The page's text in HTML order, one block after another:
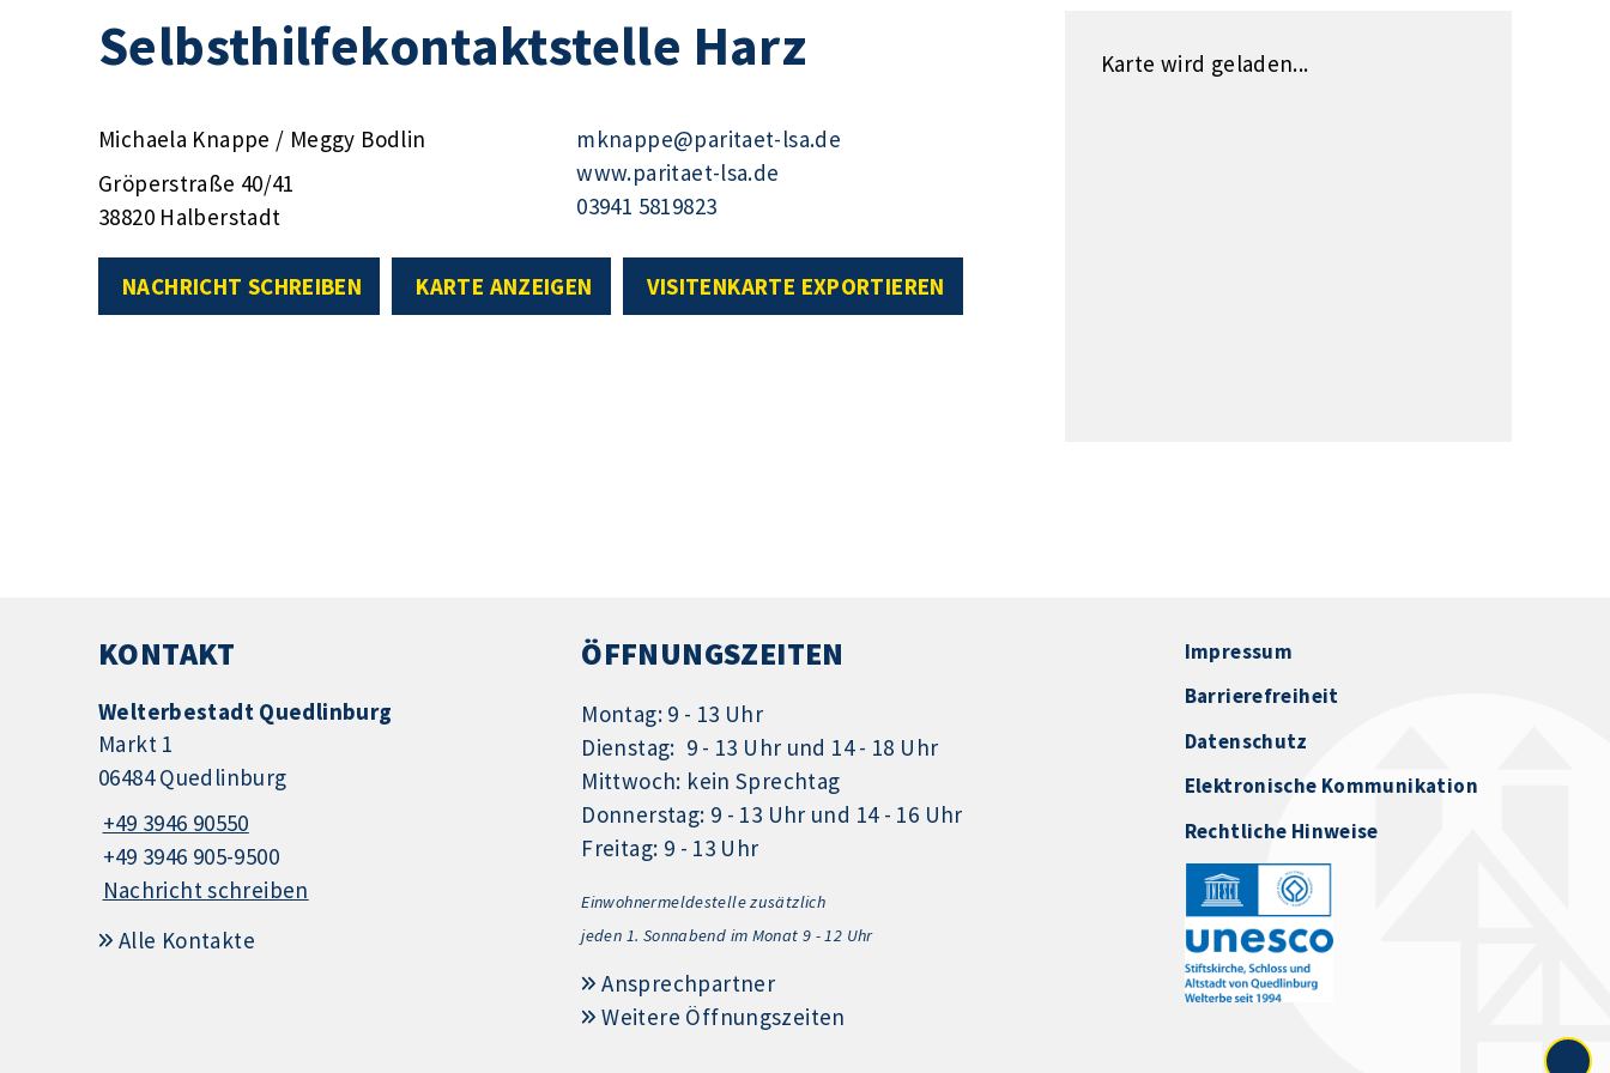
Selbsthilfekontaktstelle Harz
Michaela Knappe / Meggy Bodlin
Gröperstraße 40/41
38820 Halberstadt
mknappe@paritaet-lsa.de
www.paritaet-lsa.de
03941 5819823
NACHRICHT SCHREIBEN KARTE ANZEIGEN VISITENKARTE EXPORTIEREN
Karte wird geladen...
KONTAKT
Welterbestadt Quedlinburg
Markt 1
06484 Quedlinburg
+49 3946 90550
+49 3946 905-9500
Nachricht schreiben
Alle Kontakte
ÖFFNUNGSZEITEN
Montag: 9 - 13 Uhr
Dienstag: 9 - 13 Uhr und 14 - 18 Uhr
Mittwoch: kein Sprechtag
Donnerstag: 9 - 13 Uhr und 14 - 16 Uhr
Freitag: 9 - 13 Uhr
Einwohnermeldestelle zusätzlich
jeden 1. Sonnabend im Monat 9 - 12 Uhr
Ansprechpartner
Weitere Öffnungszeiten
Impressum
Barrierefreiheit
Datenschutz
Elektronische Kommunikation
Rechtliche Hinweise